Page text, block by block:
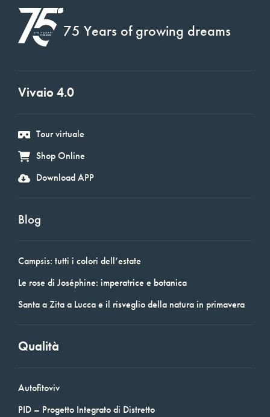
75 Years of growing dreams
Vivaio 4.0
Tour virtuale
Shop Online
Download APP
Blog
Campsis: tutti i colori dell’estate
Le rose di Joséphine: imperatrice e botanica
Santa a Zita a Lucca e il risveglio della natura in primavera
Qualità
Autofitoviv
PID – Progetto Integrato di Distretto